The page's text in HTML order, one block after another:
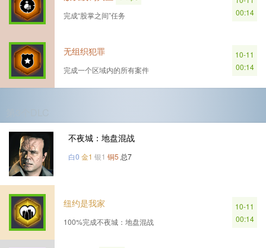
完成“股掌之间”任务
00:14
无组织犯罪
完成一个区域内的所有案件
10-11
00:14
不夜城：地盘混战
白0 金1 银1 铜5 总7
纽约是我家
100%完成不夜城：地盘混战
10-11
00:14